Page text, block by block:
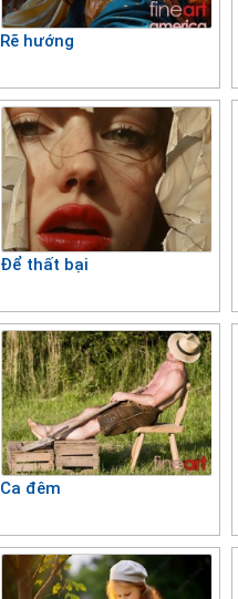
Rẽ hướng
Để thất bại
Ca đêm